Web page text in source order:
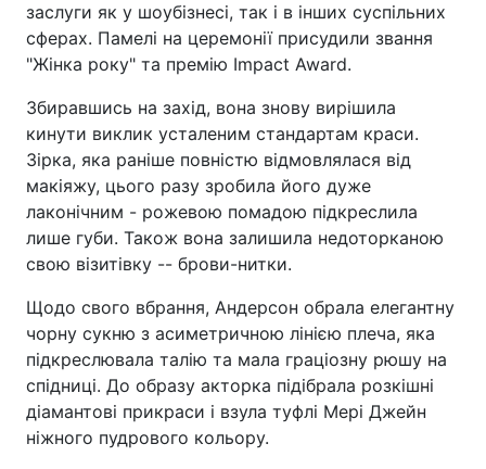
заслуги як у шоубізнесі, так і в інших суспільних
сферах. Памелі на церемонії присудили звання
"Жінка року" та премію Impact Award.
Збиравшись на захід, вона знову вирішила
кинути виклик усталеним стандартам краси.
Зірка, яка раніше повністю відмовлялася від
макіяжу, цього разу зробила його дуже
лаконічним - рожевою помадою підкреслила
лише губи. Також вона залишила недоторканою
свою візитівку -- брови-нитки.
Щодо свого вбрання, Андерсон обрала елегантну
чорну сукню з асиметричною лінією плеча, яка
підкреслювала талію та мала граціозну рюшу на
спідниці. До образу акторка підібрала розкішні
діамантові прикраси і взула туфлі Мері Джейн
ніжного пудрового кольору.